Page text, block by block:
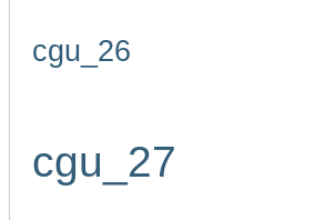
cgu_26
cgu_27